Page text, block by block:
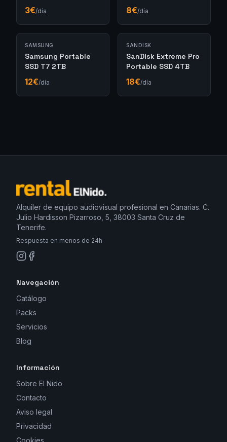
3€/día 8€/día
SAMSUNG
Samsung Portable
SSD T7 2TB
12€/día
SANDISK
SanDisk Extreme Pro
Portable SSD 4TB
18€/día
Alquiler de equipo audiovisual profesional en Canarias. C.
Julio Hardisson Pizarroso, 5, 38003 Santa Cruz de
Tenerife.
Respuesta en menos de 24h
Navegación
Catálogo
Packs
Servicios
Blog
Información
Sobre El Nido
Contacto
Aviso legal
Privacidad
Cookies